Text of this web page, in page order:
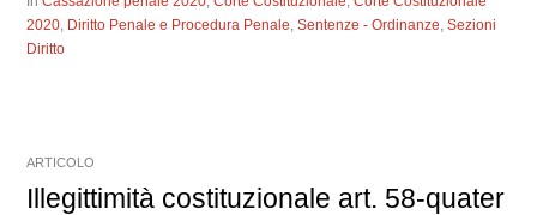
2020, Diritto Penale e Procedura Penale,Sentenze - Ordinanze,Sezioni
Diritto
ARTICOLO
Illegittimità costituzionale art. 58-quater